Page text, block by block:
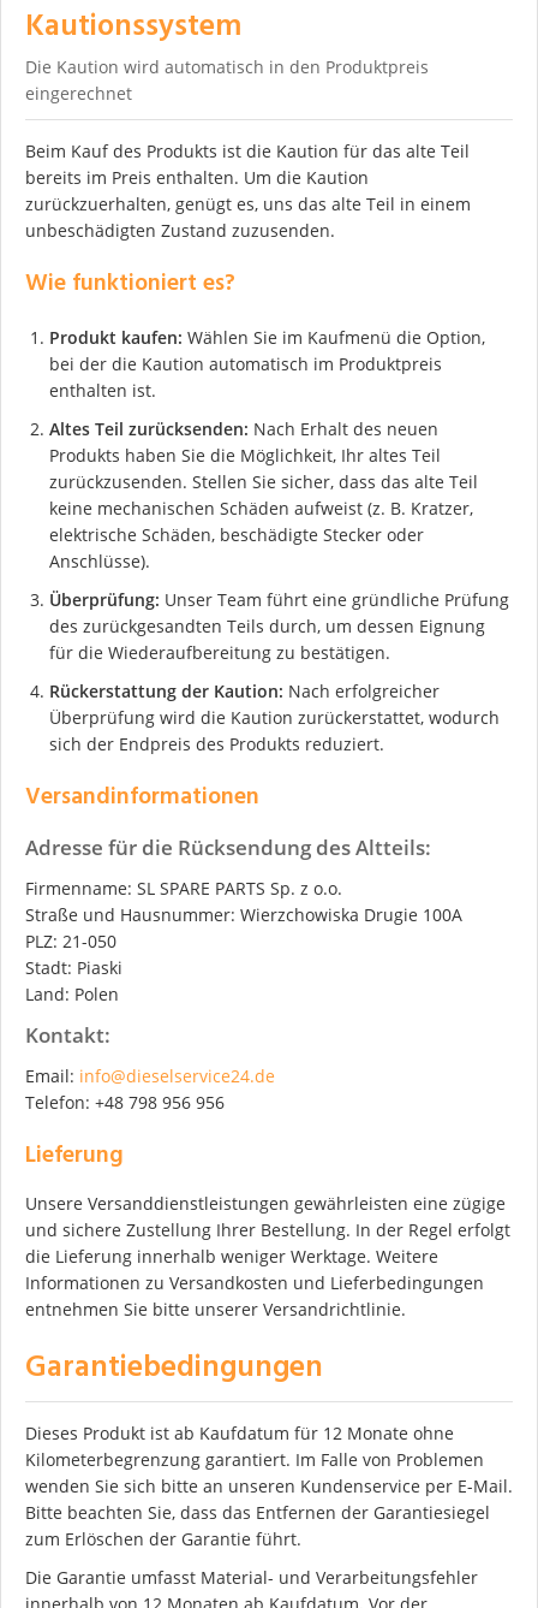
Kautionssystem
Die Kaution wird automatisch in den Produktpreis
eingerechnet
Beim Kauf des Produkts ist die Kaution für das alte Teil
bereits im Preis enthalten. Um die Kaution
zurückzuerhalten, genügt es, uns das alte Teil in einem
unbeschädigten Zustand zuzusenden.
Wie funktioniert es?
Produkt kaufen: Wählen Sie im Kaufmenü die Option,
bei der die Kaution automatisch im Produktpreis
enthalten ist.
Altes Teil zurücksenden: Nach Erhalt des neuen
Produkts haben Sie die Möglichkeit, Ihr altes Teil
zurückzusenden. Stellen Sie sicher, dass das alte Teil
keine mechanischen Schäden aufweist (z. B. Kratzer,
elektrische Schäden, beschädigte Stecker oder
Anschlüsse).
Überprüfung: Unser Team führt eine gründliche Prüfung
des zurückgesandten Teils durch, um dessen Eignung
für die Wiederaufbereitung zu bestätigen.
Rückerstattung der Kaution: Nach erfolgreicher
Überprüfung wird die Kaution zurückerstattet, wodurch
sich der Endpreis des Produkts reduziert.
Versandinformationen
Adresse für die Rücksendung des Altteils:
Firmenname: SL SPARE PARTS Sp. z o.o.
Straße und Hausnummer: Wierzchowiska Drugie 100A
PLZ: 21-050
Stadt: Piaski
Land: Polen
Kontakt:
Email: info@dieselservice24.de
Telefon: +48 798 956 956
Lieferung
Unsere Versanddienstleistungen gewährleisten eine zügige
und sichere Zustellung Ihrer Bestellung. In der Regel erfolgt
die Lieferung innerhalb weniger Werktage. Weitere
Informationen zu Versandkosten und Lieferbedingungen
entnehmen Sie bitte unserer Versandrichtlinie.
Garantiebedingungen
Dieses Produkt ist ab Kaufdatum für 12 Monate ohne
Kilometerbegrenzung garantiert. Im Falle von Problemen
wenden Sie sich bitte an unseren Kundenservice per E-Mail.
Bitte beachten Sie, dass das Entfernen der Garantiesiegel
zum Erlöschen der Garantie führt.
Die Garantie umfasst Material- und Verarbeitungsfehler